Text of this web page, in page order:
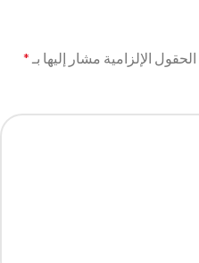
الحقول الإلزامية مشار إليها بـ *